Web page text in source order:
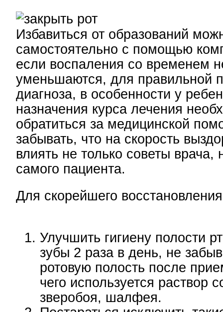
Избавиться от образований
самостоятельно с помощью
если воспаления со временем
уменьшаются, для правильной
диагноза, в особенности у
назначения курса лечения
обратиться за медицинской
забывать, что на скорость
влиять не только советы врача,
самого пациента.
Для скорейшего
Улучшить гигиену полости
зубы 2 раза в день, не
ротовую полость после
чего используется раствор
зверобоя, шалфея.